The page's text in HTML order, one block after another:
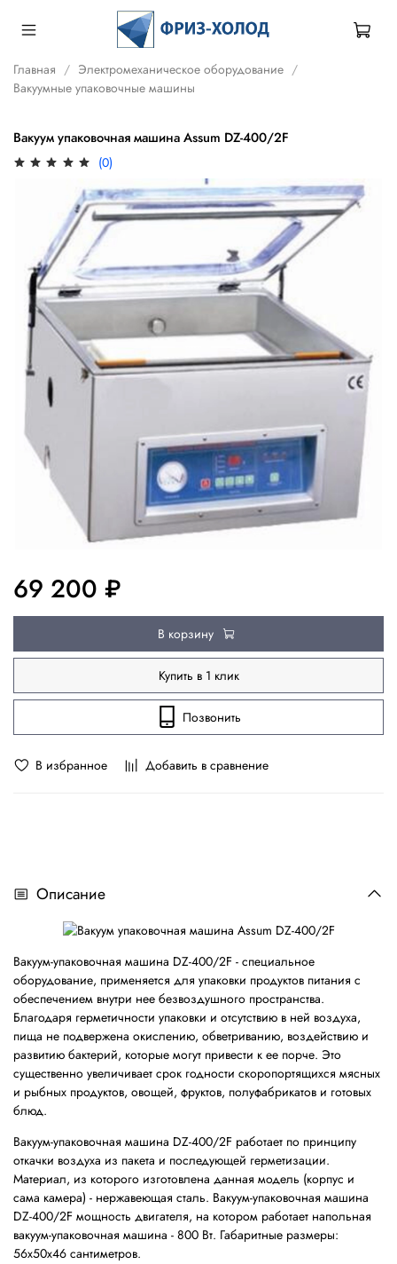
Главная
Электромеханическое оборудование
Вакуумные упаковочные машины
Вакуум упаковочная машина Assum DZ-400/2F
(0)
В избранное Добавить в сравнение
69 200 ₽
В корзину
Купить в 1 клик
Позвонить
Описание
Вакуум-упаковочная машина DZ-400/2F - специальное
оборудование, применяется для упаковки продуктов питания с
обеспечением внутри нее безвоздушного пространства.
Благодаря герметичности упаковки и отсутствию в ней воздуха,
пища не подвержена окислению, обветриванию, воздействию и
развитию бактерий, которые могут привести к ее порче. Это
существенно увеличивает срок годности скоропортящихся мясных
и рыбных продуктов, овощей, фруктов, полуфабрикатов и готовых
блюд.
Вакуум-упаковочная машина DZ-400/2F работает по принципу
откачки воздуха из пакета и последующей герметизации.
Материал, из которого изготовлена данная модель (корпус и
сама камера) - нержавеющая сталь. Вакуум-упаковочная машина
DZ-400/2F мощность двигателя, на котором работает напольная
вакуум-упаковочная машина - 800 Вт. Габаритные размеры:
56х50х46 сантиметров.